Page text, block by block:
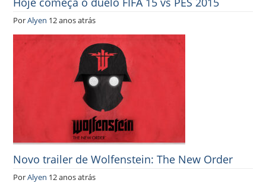
PorAlyen 12 anos atrás
Novo trailer de Wolfenstein: The New Order
PorAlyen 12 anos atrás